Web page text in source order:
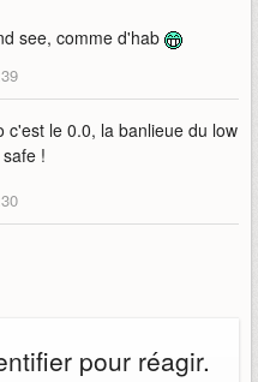
see, comme d'hab
c'est le 0.0, la banlieue du low
!
pour réagir.